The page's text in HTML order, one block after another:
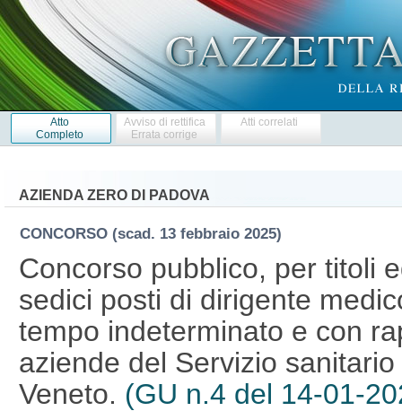
Atto
Completo
Avviso di rettifica
Errata corrige
Atti correlati
AZIENDA ZERO DI PADOVA
CONCORSO (scad. 13 febbraio 2025)
Concorso pubblico, per titoli
sedici posti di dirigente
tempo indeterminato e con
aziende del Servizio
Veneto. (GU n.4 del 14-01-